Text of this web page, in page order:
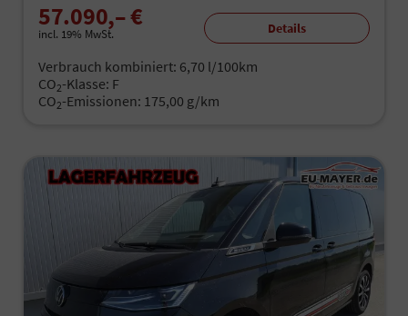
57.090,– €
incl. 19% MwSt. Details
Verbrauch kombiniert: 6,70 l/100km
CO2-Klasse: F
CO2-Emissionen: 175,00 g/km